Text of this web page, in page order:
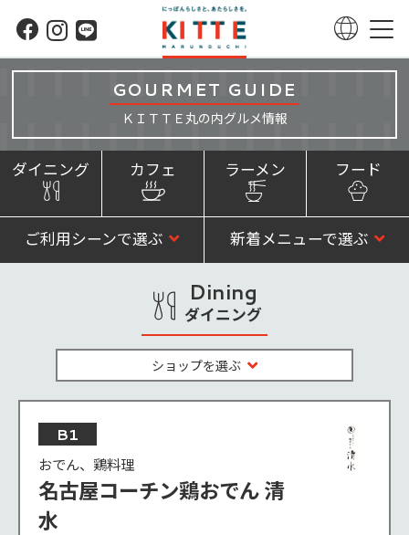
GOURMET GUIDE
ＫＩＴＴＥ丸の内グルメ情報
ダイニング カフェ ラーメン フード
ご利用シーンで選ぶ 新着メニューで選ぶ
Dining
ダイニング
ショップを選ぶ
B1
おでん、鶏料理
名古屋コーチン鶏おでん 清
水